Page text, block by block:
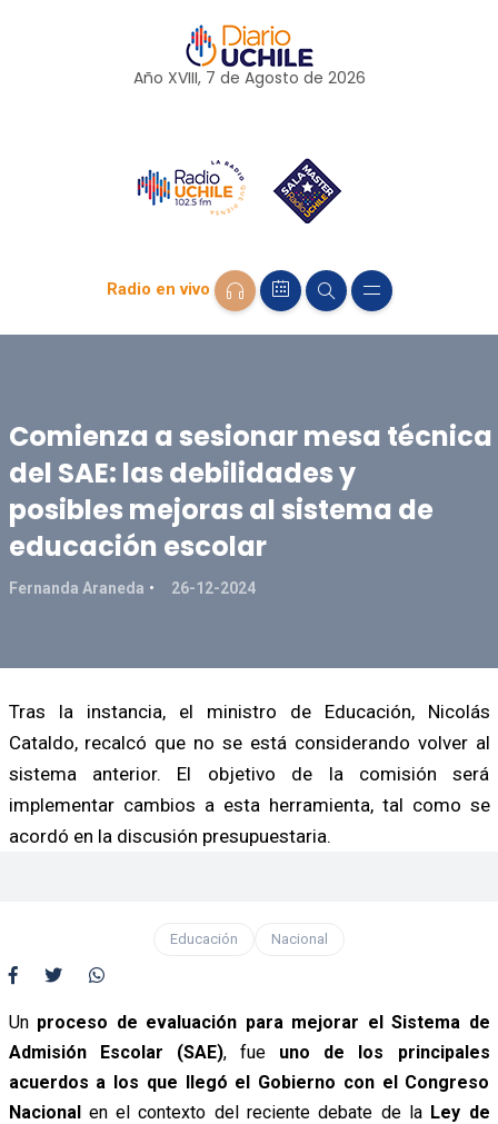
Año XVIII, 7 de Agosto de 2026
Radio en vivo
Comienza a sesionar mesa técnica
del SAE: las debilidades y
posibles mejoras al sistema de
educación escolar
Fernanda Araneda 26-12-2024
Tras la instancia, el ministro de Educación, Nicolás
Cataldo, recalcó que no se está considerando volver al
sistema anterior. El objetivo de la comisión será
implementar cambios a esta herramienta, tal como se
acordó en la discusión presupuestaria.
Educación Nacional
Un proceso de evaluación para mejorar el Sistema de
Admisión Escolar (SAE), fue uno de los principales
acuerdos a los que llegó el Gobierno con el Congreso
Nacional en el contexto del reciente debate de laLey de